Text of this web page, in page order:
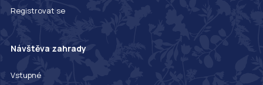
Registrovat se
Návštěva zahrady
Vstupné